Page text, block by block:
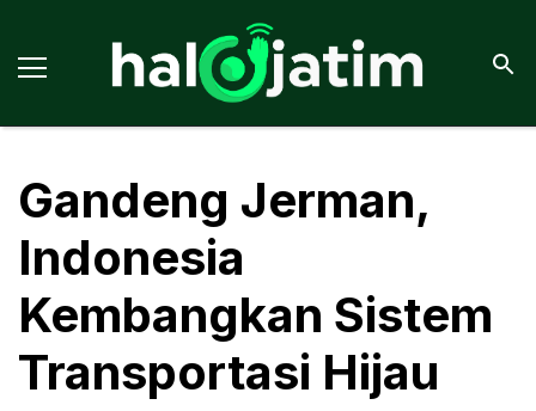
Gandeng Jerman,
Indonesia
Kembangkan Sistem
Transportasi Hijau